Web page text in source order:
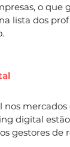
o que
lista dos
mercados
digital
gestores de